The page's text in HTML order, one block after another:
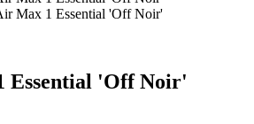
Essential 'Off Noir'